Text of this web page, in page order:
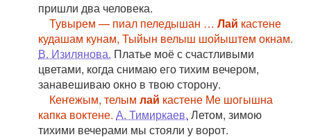
пришли два человека.
Тувырем — пиал пеледышан … Лай кастене
кудашам кунам, Тыйын велыш шойыштем окнам.
В. Изилянова. Платье моё с счастливыми
цветами, когда снимаю его тихим вечером,
занавешиваю окно в твою сторону.
Кеҥежым, телым лай кастене Ме шогышна
капка воктене. А. Тимиркаев. Летом, зимою
тихими вечерами мы стояли у ворот.